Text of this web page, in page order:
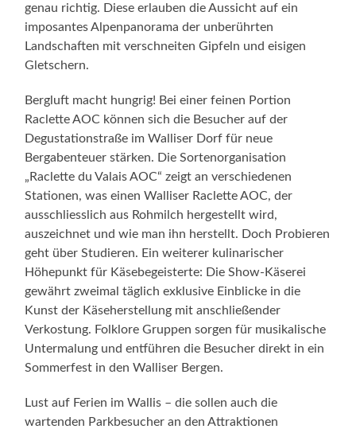
genau richtig. Diese erlauben die Aussicht auf ein
imposantes Alpenpanorama der unberührten
Landschaften mit verschneiten Gipfeln und eisigen
Gletschern.
Bergluft macht hungrig! Bei einer feinen Portion
Raclette AOC können sich die Besucher auf der
Degustationstraße im Walliser Dorf für neue
Bergabenteuer stärken. Die Sortenorganisation
„Raclette du Valais AOC“ zeigt an verschiedenen
Stationen, was einen Walliser Raclette AOC, der
ausschliesslich aus Rohmilch hergestellt wird,
auszeichnet und wie man ihn herstellt. Doch Probieren
geht über Studieren. Ein weiterer kulinarischer
Höhepunkt für Käsebegeisterte: Die Show-Käserei
gewährt zweimal täglich exklusive Einblicke in die
Kunst der Käseherstellung mit anschließender
Verkostung. Folklore Gruppen sorgen für musikalische
Untermalung und entführen die Besucher direkt in ein
Sommerfest in den Walliser Bergen.
Lust auf Ferien im Wallis – die sollen auch die
wartenden Parkbesucher an den Attraktionen